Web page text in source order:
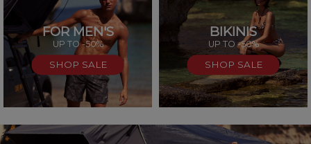
FOR MEN'S
UP TO -50%
SHOP SALE
BIKINIS
UP TO -50%
SHOP SALE